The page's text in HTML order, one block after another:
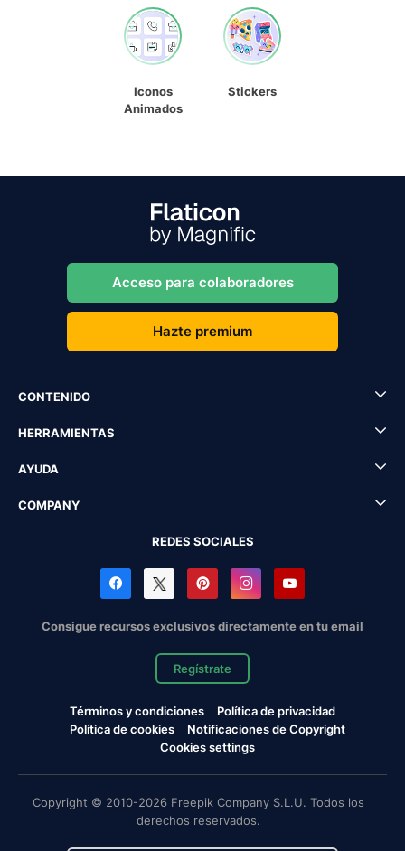
Iconos
Animados
Stickers
Acceso para colaboradores
Hazte premium
CONTENIDO
HERRAMIENTAS
AYUDA
COMPANY
REDES SOCIALES
Consigue recursos exclusivos directamente en tu email
Regístrate
Términos y condiciones
Política de privacidad
Política de cookies
Notificaciones de Copyright
Cookies settings
Copyright © 2010-2026 Freepik Company S.L.U. Todos los
derechos reservados.